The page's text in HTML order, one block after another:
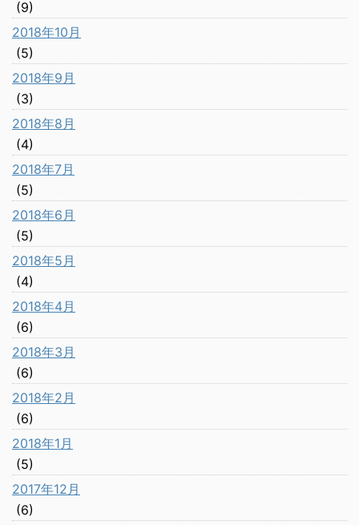
(9)
2018年10月
(5)
2018年9月
(3)
2018年8月
(4)
2018年7月
(5)
2018年6月
(5)
2018年5月
(4)
2018年4月
(6)
2018年3月
(6)
2018年2月
(6)
2018年1月
(5)
2017年12月
(6)